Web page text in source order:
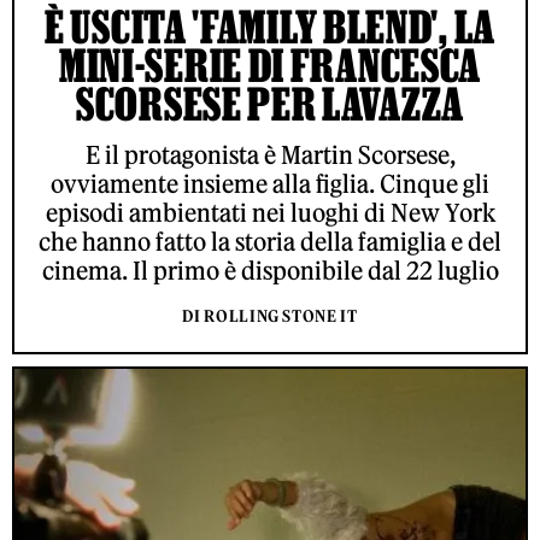
È USCITA 'FAMILY BLEND', LA
MINI-SERIE DI FRANCESCA
SCORSESE PER LAVAZZA
E il protagonista è Martin Scorsese,
ovviamente insieme alla figlia. Cinque gli
episodi ambientati nei luoghi di New York
che hanno fatto la storia della famiglia e del
cinema. Il primo è disponibile dal 22 luglio
DI ROLLING STONE IT